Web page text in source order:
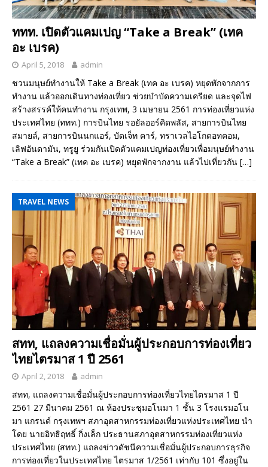
ททท. เปิดตัวแคมเปญ “Take a Break” (เทค
อะ เบรค)
April 5, 2018 admin
ชวนมนุษย์ทำงานให้ Take a Break (เทค อะ เบรค) หยุดพักจากการ
ทำงาน แล้วออกเดินทางท่องเที่ยว ช่วยบำบัดความเครียด และจุดไฟ
สร้างสรรค์ให้คนทำงาน กรุงเทพ, 3 เมษายน 2561 การท่องเที่ยวแห่ง
ประเทศไทย (ททท.) การบินไทย รอยัลออร์คิดพลัส, สายการบินไทย
สมายล์, สายการบินนกแอร์, บัดเจ็ท คาร์, ทราเวลไอโกดอทคอม,
เลิฟอันดามัน, ทรูยู ร่วมกันเปิดตัวแคมเปญท่องเที่ยวเพื่อมนุษย์ทำงาน
“Take a Break” (เทค อะ เบรค) หยุดพักจากงาน แล้วไปเที่ยวกัน […]
TRAVEL NEWS
สทท, แถลงความเชื่อมั่นผู้ประกอบการท่องเที่ยว
ไทยไตรมาส 1 ปี 2561
April 2, 2018 admin
สทท, แถลงความเชื่อมั่นผู้ประกอบการท่องเที่ยวไทยไตรมาส 1 ปี
2561 27 มีนาคม 2561 ณ ห้องประชุมอโนมา 1 ชั้น 3 โรงแรมอโน
มา แกรนด์ กรุงเทพฯ สภาอุตสาหกรรมท่องเที่ยวแห่งประเทศไทย นำ
โดย นายอิทธิฤทธิ์ กิ่งเล็ก ประธานสภาอุตสาหกรรมท่องเที่ยวแห่ง
ประเทศไทย (สทท.) แถลงข่าวดัชนีความเชื่อมั่นผู้ประกอบการธุรกิจ
การท่องเที่ยวในประเทศไทย ไตรมาส 1/2561 เท่ากับ 101 ซึ่งอยู่ใน